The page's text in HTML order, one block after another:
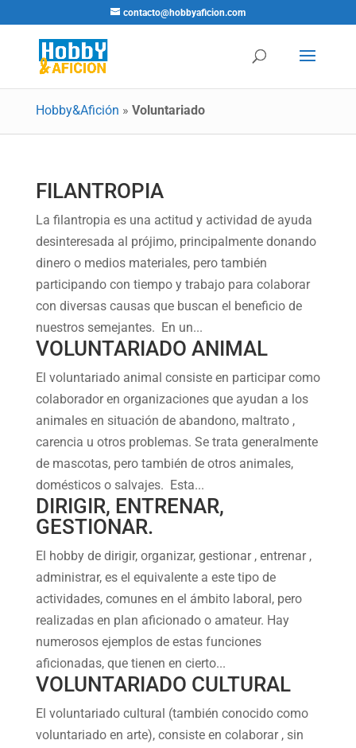
contacto@hobbyaficion.com
Hobby&Afición » Voluntariado
FILANTROPIA
La filantropia es una actitud y actividad de ayuda
desinteresada al prójimo, principalmente donando
dinero o medios materiales, pero también
participando con tiempo y trabajo para colaborar
con diversas causas que buscan el beneficio de
nuestros semejantes. En un...
VOLUNTARIADO ANIMAL
El voluntariado animal consiste en participar como
colaborador en organizaciones que ayudan a los
animales en situación de abandono, maltrato ,
carencia u otros problemas. Se trata generalmente
de mascotas, pero también de otros animales,
domésticos o salvajes. Esta...
DIRIGIR, ENTRENAR,
GESTIONAR.
El hobby de dirigir, organizar, gestionar , entrenar ,
administrar, es el equivalente a este tipo de
actividades, comunes en el ámbito laboral, pero
realizadas en plan aficionado o amateur. Hay
numerosos ejemplos de estas funciones
aficionadas, que tienen en cierto...
VOLUNTARIADO CULTURAL
El voluntariado cultural (también conocido como
voluntariado en arte), consiste en colaborar , sin